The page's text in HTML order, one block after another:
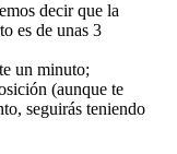
decir que la
es de unas 3
un minuto;
(aunque te
seguirás teniendo